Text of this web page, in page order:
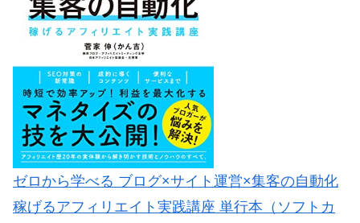
ゼロから学べる ブログ×サイト運営×集客の自動化
稼げるアフィリエイト実践講座 単行本（ソフトカ